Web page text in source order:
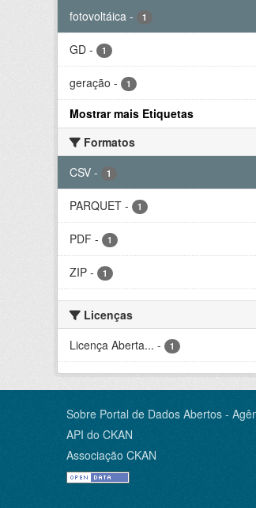
fotovoltáica - 1
GD - 1
geração - 1
Mostrar mais Etiquetas
Formatos
CSV - 1
PARQUET - 1
PDF - 1
ZIP - 1
Licenças
Licença Aberta... - 1
Sobre Portal de Dados Abertos -
API do CKAN
Associação CKAN